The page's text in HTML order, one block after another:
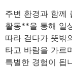
주변 환경과 함께
활동**을 통해 일
따라 걷다가 뜻밖
타고 바람을 가르
특별한 경험이 됩